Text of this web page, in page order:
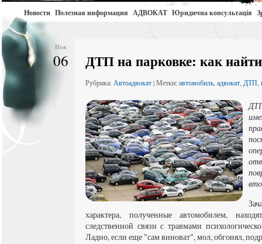
Новости Полезная информация АДВОКАТ Юридична консультація
Ноя
06 ДТП на парковке: как
Рубрика: Автоадвокат| Метки: автомобиль адвокат ДТП
характера, полученные автомобилем,
следственной связи с травмами
Ладно, если еще "сам виноват", мол, обгонял,